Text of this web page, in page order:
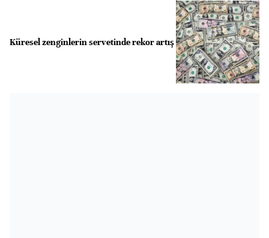
Küresel zenginlerin servetinde rekor artış